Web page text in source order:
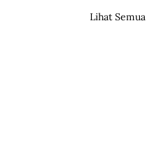
Lihat Semua